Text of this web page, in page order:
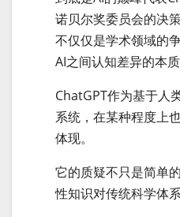
诺贝尔奖委员会的决
不仅仅是学术领域的
AI之间认知差异的本质
ChatGPT作为基于人
系统，在某种程度上
体现。
它的质疑不只是简单
性知识对传统科学体系